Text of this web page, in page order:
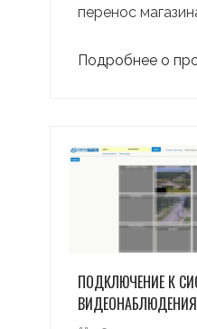
перенос
Подробнее о
ПОДКЛЮЧЕНИЕ К